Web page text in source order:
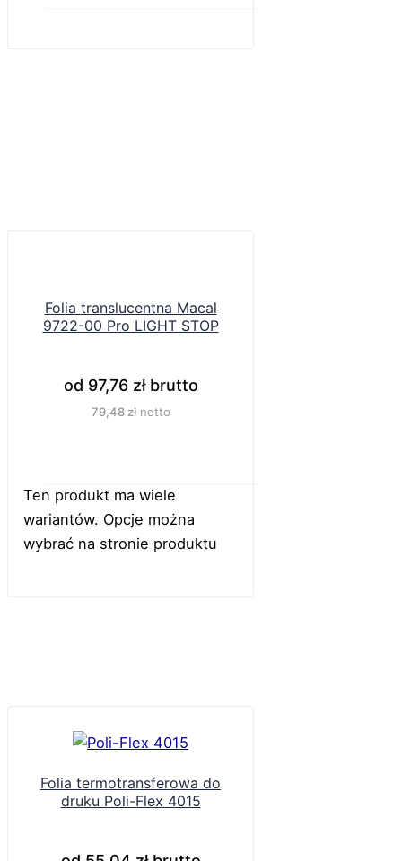
Folia translucentna Macal
9722-00 Pro LIGHT STOP
od 97,76 złbrutto
79,48 złnetto
Ten produkt ma wiele
wariantów. Opcje można
wybrać na stronie produktu
Folia termotransferowa do
druku Poli-Flex 4015